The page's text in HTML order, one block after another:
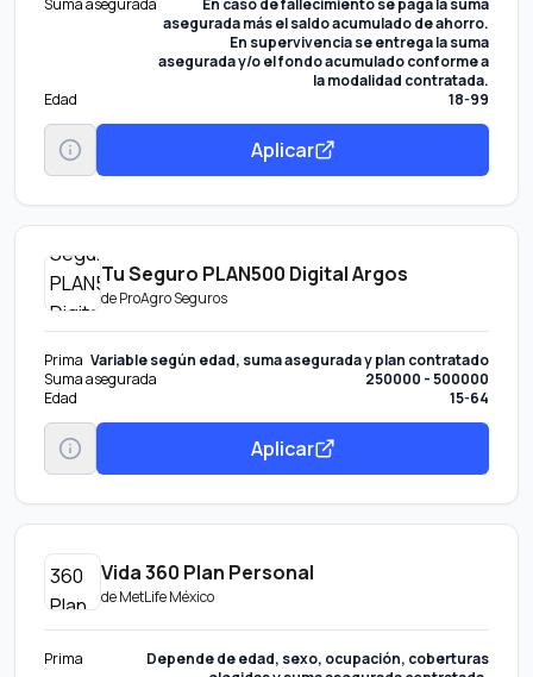
Suma asegurada
En caso de fallecimiento se paga la suma
asegurada más el saldo acumulado de ahorro.
En supervivencia se entrega la suma
asegurada y/o el fondo acumulado conforme a
la modalidad contratada.
Edad
18-99
Aplicar
Tu Seguro PLAN500 Digital Argos
deProAgro Seguros
Prima Variable según edad, suma asegurada y plan contratado
Suma asegurada
250000 - 500000
Edad
15-64
Aplicar
Vida 360 Plan Personal
deMetLife México
Prima
Depende de edad, sexo, ocupación, coberturas